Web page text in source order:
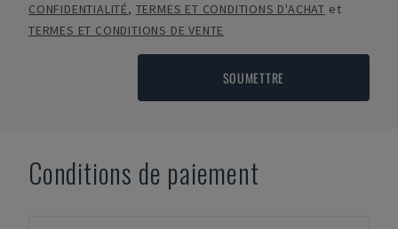
CONFIDENTIALITÉ, TERMES ET CONDITIONS D'ACHAT et
TERMES ET CONDITIONS DE VENTE
SOUMETTRE
Conditions de paiement